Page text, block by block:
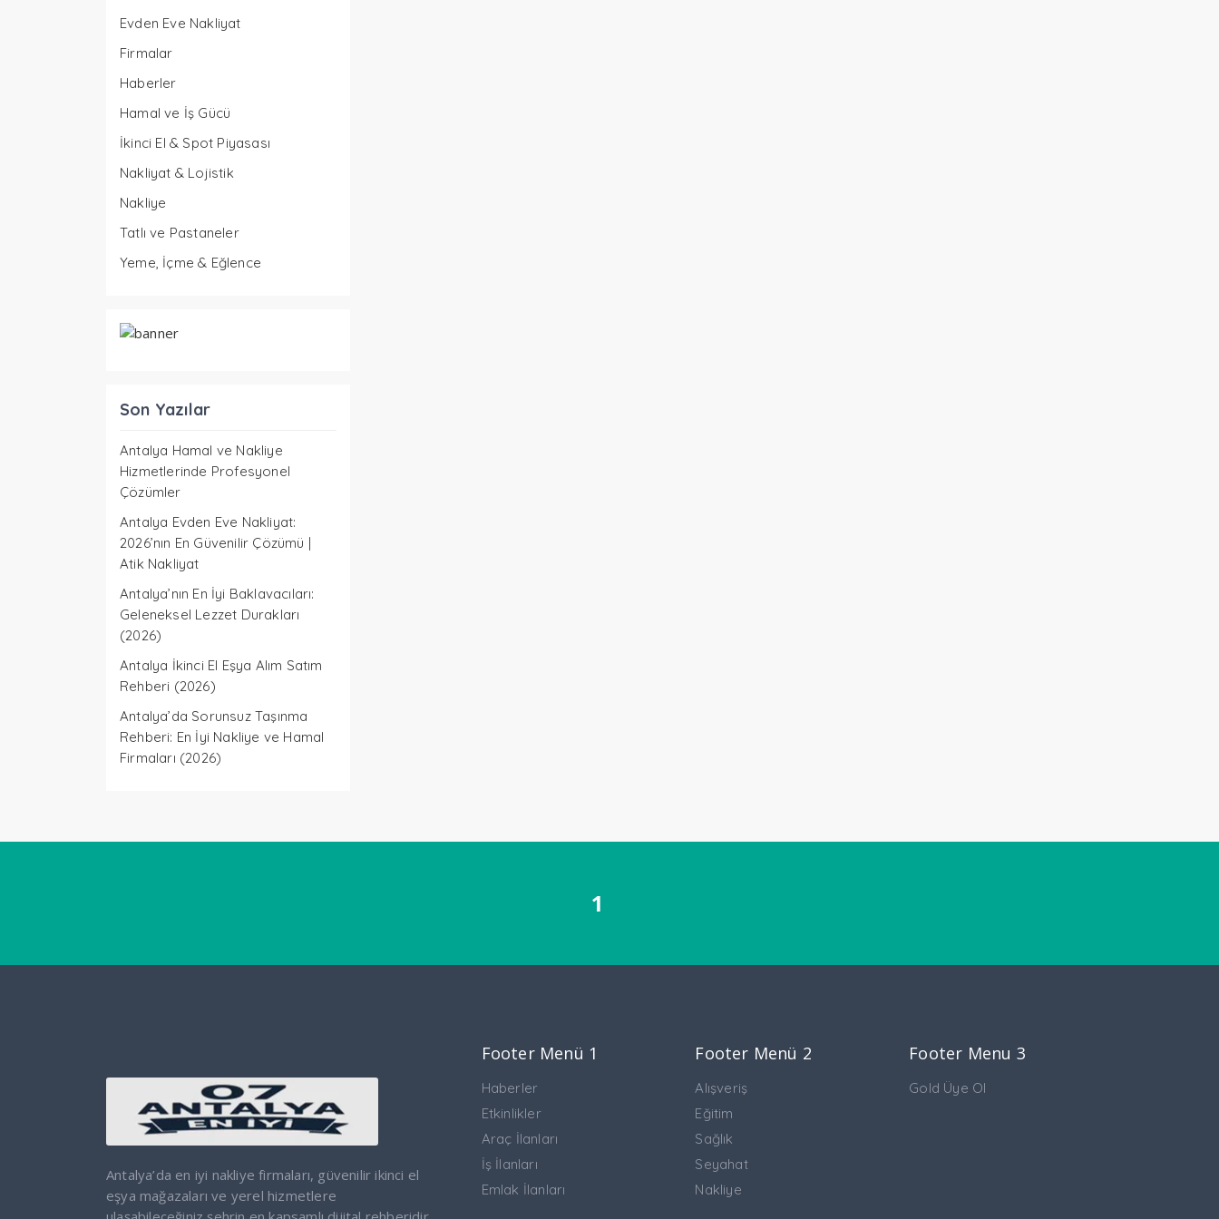
Evden Eve Nakliyat
Firmalar
Haberler
Hamal ve İş Gücü
İkinci El & Spot Piyasası
Nakliyat & Lojistik
Nakliye
Tatlı ve Pastaneler
Yeme, İçme & Eğlence
Son Yazılar
Antalya Hamal ve Nakliye
Hizmetlerinde Profesyonel
Çözümler
Antalya Evden Eve Nakliyat:
2026’nın En Güvenilir Çözümü |
Atik Nakliyat
Antalya’nın En İyi Baklavacıları:
Geleneksel Lezzet Durakları
(2026)
Antalya İkinci El Eşya Alım Satım
Rehberi (2026)
Antalya’da Sorunsuz Taşınma
Rehberi: En İyi Nakliye ve Hamal
Firmaları (2026)
1
Antalya’da en iyi nakliye firmaları, güvenilir ikinci el
eşya mağazaları ve yerel hizmetlere
Footer Menü 1
Haberler
Etkinlikler
Araç İlanları
İş İlanları
Emlak İlanları
Footer Menü 2
Alışveriş
Eğitim
Sağlık
Seyahat
Nakliye
Footer Menu 3
Gold Üye Ol